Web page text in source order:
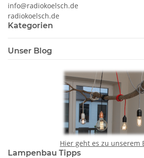
info@radiokoelsch.de
radiokoelsch.de
Kategorien
Unser Blog
Hier geht es zu unserem
Lampenbau Tipps